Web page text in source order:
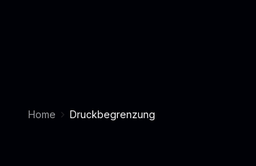
Home Druckbegrenzung